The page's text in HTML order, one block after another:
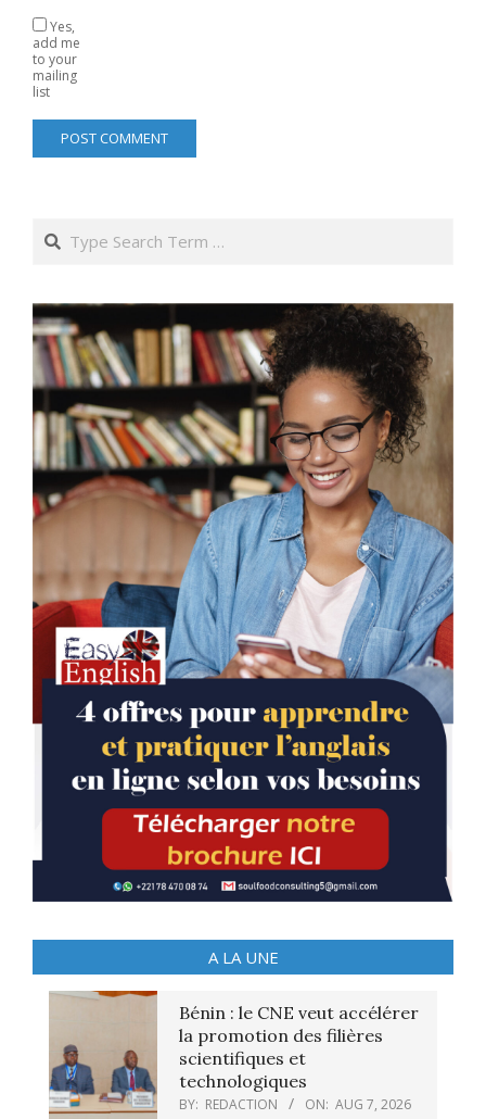
Yes,
add me
to your
mailing
list
Search
A LA UNE
Bénin : le CNE veut accélérer
la promotion des filières
scientifiques et
technologiques
BY: REDACTION ON: AUG 7, 2026